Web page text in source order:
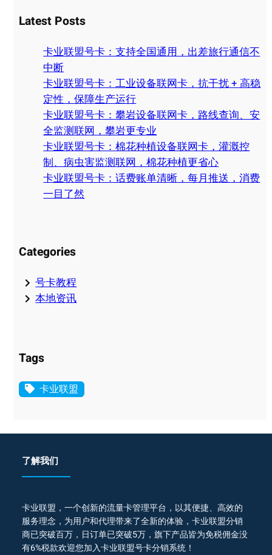
r
Latest Posts
卡业联盟号卡：支持全国通用，出差旅行通信不
中断
卡业联盟号卡：工业设备联网卡，抗干扰 + 高稳
定性，保障生产运行
卡业联盟号卡：攀岩设备联网卡，路线查询、安
全监测联网，攀岩更专业
卡业联盟号卡：棉花种植设备联网卡，灌溉控
制、病虫害监测联网，棉花种植更省心
卡业联盟号卡：话费账单清晰，每月推送，消费
一目了然
Categories
号卡教程
本地资讯
Tags
卡业联盟
了解我们
卡业联盟，一个创新的流量卡管理平台，以其便捷、高效的
服务理念，为用户和代理带来了全新的体验，卡业联盟分销
商已突破百万，日订单已突破5万，旗下产品皆为免税佣金没
有6%税款欢迎您加入卡业联盟号卡分销系统！